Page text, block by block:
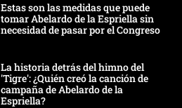
Estas son las medidas que puede
tomar Abelardo de la Espriella sin
necesidad de pasar por el Congreso
La historia detrás del himno del
'Tigre': ¿Quién creó la canción de
campaña de Abelardo de la
Espriella?